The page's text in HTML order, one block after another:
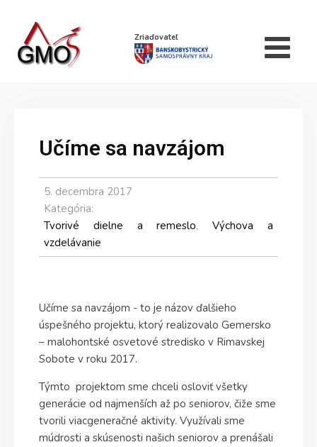
Zriaďovateľ
Učíme sa navzájom
5. decembra 2017
Kategória:
Tvorivé dielne a remeslo,Výchova a
vzdelávanie
Učíme sa navzájom - to je názov ďalšieho
úspešného projektu, ktorý realizovalo Gemersko
– malohontské osvetové stredisko v Rimavskej
Sobote v roku 2017.
Týmto projektom sme chceli osloviť všetky
generácie od najmenších až po seniorov, čiže sme
tvorili viacgeneračné aktivity. Využívali sme
múdrosti a skúsenosti našich seniorov a prenášali